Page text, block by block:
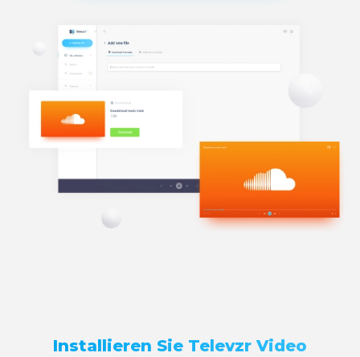
Installieren Sie Televzr Video